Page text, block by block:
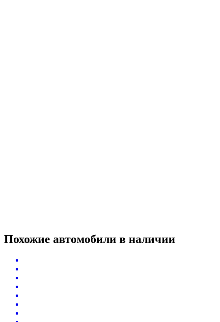
Похожие автомобили в наличии